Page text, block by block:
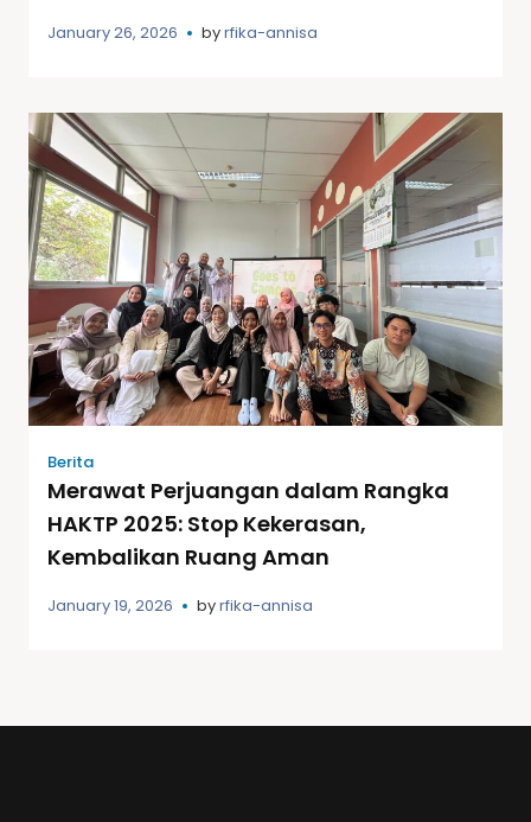
January 26, 2026 byrfika-annisa
Berita
Merawat Perjuangan dalam Rangka
HAKTP 2025: Stop Kekerasan,
Kembalikan Ruang Aman
January 19, 2026 byrfika-annisa